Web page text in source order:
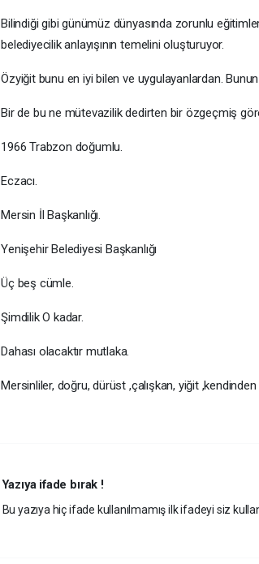
Bilindiği gibi günümüz dünyasında zorunlu
belediyecilik anlayışının temelini oluşturuyor.
Özyiğit bunu en iyi bilen ve uygulayanlardan.
Bir de bu ne mütevazilik dedirten bir özgeçmiş
1966 Trabzon doğumlu.
Eczacı.
Mersin İl Başkanlığı.
Yenişehir Belediyesi Başkanlığı
Üç beş cümle.
Şimdilik O kadar.
Dahası olacaktır mutlaka.
Mersinliler, doğru, dürüst ,çalışkan, yiğit
Mustafa
Yazıya ifade bırak !
Bu yazıya hiç ifade kullanılmamış ilk ifadeyi siz